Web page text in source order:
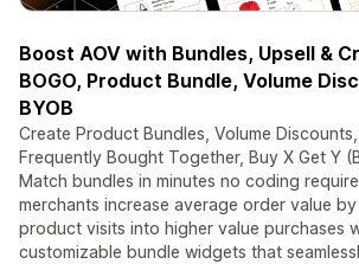
Boost AOV with Bundles, Upsell &
BOGO, Product Bundle, Volume
BYOB
Create Product Bundles, Volume
Frequently Bought Together, Buy X Get Y
Match bundles in minutes no coding
merchants increase average order value
product visits into higher value purchases
customizable bundle widgets that